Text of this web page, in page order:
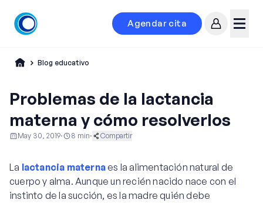
Agendar cita
Blog educativo
Problemas de la lactancia
materna y cómo resolverlos
May 30, 2019· 8 min· Compartir
Educación al Paciente
Ginecología y Obstetricia
Maternidad
La lactancia maternaes la alimentación natural de
cuerpo y alma. Aunque un recién nacido nace con el
instinto de la succión, es la madre quién debe